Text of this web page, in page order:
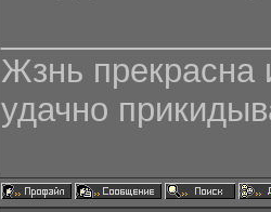
Жзнь прекрасна
удачно